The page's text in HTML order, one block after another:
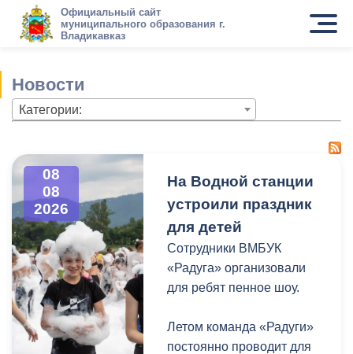
Официальный сайт
муниципального образования г.
Владикавказ
Новости
Категории:
08
08
2026
На Водной станции
устроили праздник
для детей
Сотрудники ВМБУК
«Радуга» организовали
для ребят пенное шоу.
Летом команда «Радуги»
постоянно проводит для